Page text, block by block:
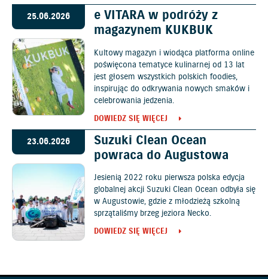
25.06.2026
e VITARA w podróży z
magazynem KUKBUK
Kultowy magazyn i wiodąca platforma online
poświęcona tematyce kulinarnej od 13 lat
jest głosem wszystkich polskich foodies,
inspirując do odkrywania nowych smaków i
celebrowania jedzenia.
DOWIEDZ SIĘ WIĘCEJ
23.06.2026
Suzuki Clean Ocean
powraca do Augustowa
Jesienią 2022 roku pierwsza polska edycja
globalnej akcji Suzuki Clean Ocean odbyła się
w Augustowie, gdzie z młodzieżą szkolną
sprzątaliśmy brzeg jeziora Necko.
DOWIEDZ SIĘ WIĘCEJ